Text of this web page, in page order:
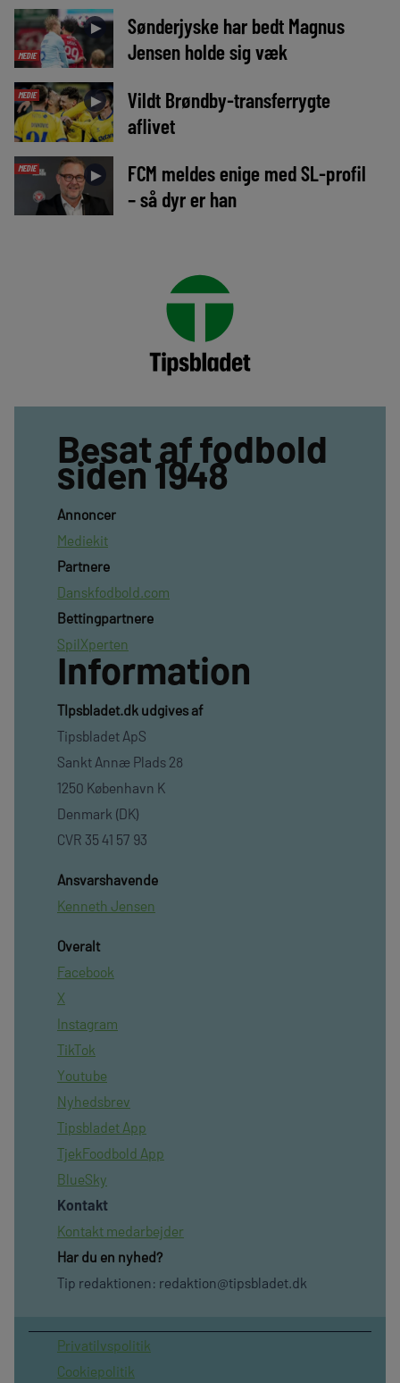
MEDIE
►
Sønderjyske har bedt Magnus
Jensen holde sig væk
MEDIE ►
Vildt Brøndby-transferrygte
aflivet
MEDIE ►
FCM meldes enige med SL-profil
– så dyr er han
Besat af fodbold
siden 1948
Annoncer
Mediekit
Partnere
Danskfodbold.com
Bettingpartnere
SpilXperten
Information
TIpsbladet.dk udgives af
Tipsbladet ApS
Sankt Annæ Plads 28
1250 København K
Denmark (DK)
CVR 35 41 57 93
Ansvarshavende
Kenneth Jensen
Overalt
Facebook
X
Instagram
TikTok
Youtube
Nyhedsbrev
Tipsbladet App
TjekFoodbold App
BlueSky
Kontakt
Kontakt medarbejder
Har du en nyhed?
Tip redaktionen: redaktion@tipsbladet.dk
Privatilvspolitik
Cookiepolitik